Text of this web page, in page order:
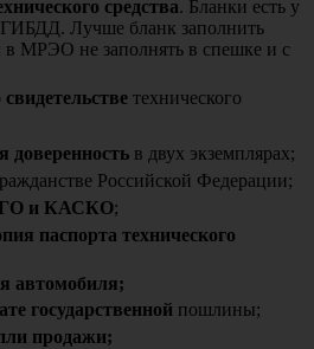
средства. Бланки есть у
ГИБДД. Лучше бланк заполнить
в МРЭО не заполнять в спешке и с
технического
доверенностьв двух экземплярах;
Российской Федерации;
и КАСКО;
паспорта технического
автомобиля;
государственнойпошлины;
продажи;